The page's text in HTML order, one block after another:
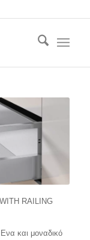
RAILING
και μοναδικό